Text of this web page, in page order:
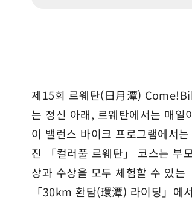
제15회 르웨탄(日月潭)
는 정신 아래, 르웨탄에서는 매일
이 밸런스 바이크 프로그램에서
진 「컬러풀 르웨탄」 코스는 부
상과 수상을 모두 체험할 수 있는
「30km 환담(環潭) 라이딩」에